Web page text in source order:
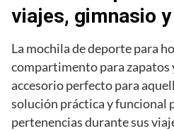
viajes, gimnasio
La mochila de deporte para
compartimento para zapatos
accesorio perfecto para
solución práctica y funcional
pertenencias durante sus